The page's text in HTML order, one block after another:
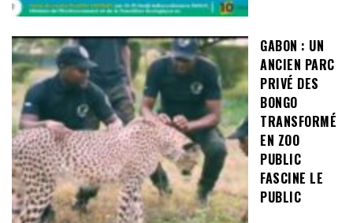
GABON : UN
ANCIEN PARC
PRIVÉ DES
BONGO
TRANSFORMÉ
EN ZOO
PUBLIC
FASCINE LE
PUBLIC